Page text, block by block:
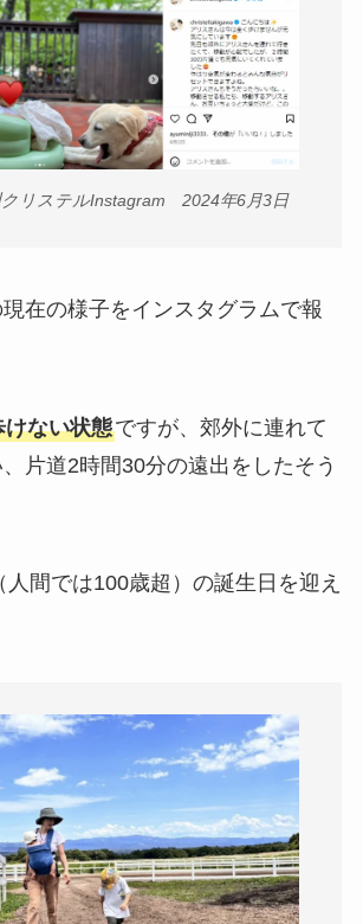
クリステルInstagram 2024年6月3日
在の様子をインスタグラムで報
ない状態ですが、郊外に連れて
片道2時間30分の遠出をしたそう
間では100歳超）の誕生日を迎え